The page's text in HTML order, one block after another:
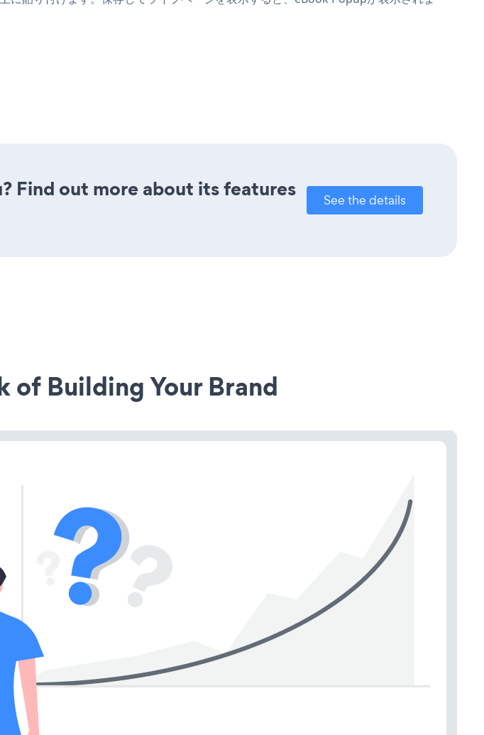
Find out more about its features
See the details
of Building Your Brand